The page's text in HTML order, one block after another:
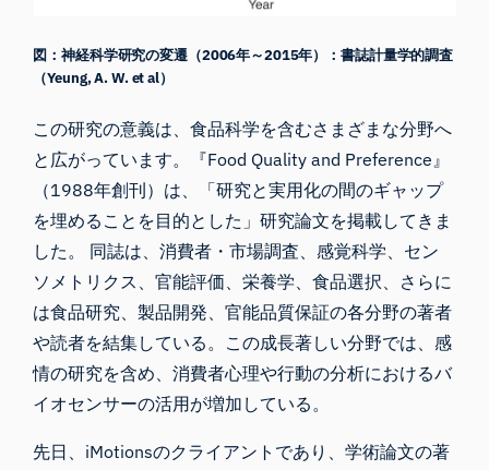
図：神経科学研究の変遷（2006年～2015年）：書誌計量学的調査
（Yeung, A. W. et al）
この研究の意義は、食品科学を含むさまざまな分野へ
と広がっています。
『Food Quality and Preference』
（1988年創刊）は、「研究と実用化の間のギャップ
を埋めることを目的とした」研究論文を掲載してきま
した。 同誌は、消費者・市場調査、感覚科学、セン
ソメトリクス、官能評価、栄養学、食品選択、さらに
は食品研究、製品開発、官能品質保証の各分野の著者
や読者を結集している。この成長著しい分野では、感
情の研究を含め、消費者心理や行動の分析におけるバ
イオセンサーの活用が増加している。
先日、iMotionsのクライアントであり、学術論文の著